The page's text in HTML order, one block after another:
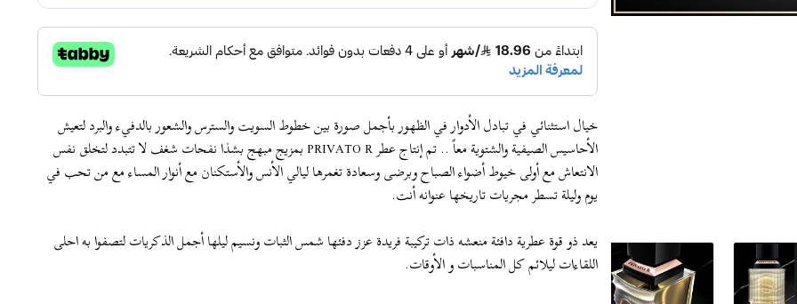
خيال استثنائي في تبادل الأدوار في الظهور بأجمل صورة بين خطوط السويت والسترس والشعور بالدفيء والبرد لتعيش
الأحاسيس الصيفية والشتوية معاً .. تم إنتاج عطر PRIVATO R بمزيج مبهج بشذا نفحات شغف لا تتبدد لتخلق نفس
الانتعاش مع أولى خيوط أضواء الصباح وبرضى وسعادة تغمرها ليالي الأنس والأستكنان مع أنوار المساء مع من تحب في
يوم وليلة تسطر مجريات تاريخها عنوانه أنت.
يعد ذو قوة عطرية دافئة منعشه ذات تركيبة فريدة عزز دفئها شمس الثبات ونسيم ليلها أجمل الذكريات لتصفوا به احلى
اللقاءات ليلائم كل المناسبات و الأوقات.